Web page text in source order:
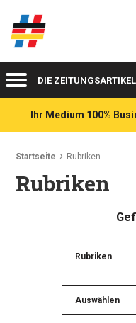
Deutsch-französische
MenüDIE ZEITUNGSARTIKEL
Ihr Medium 100%
Ariadnefaden:
Startseite Rubriken
Rubriken
Rubriken
Auswählen